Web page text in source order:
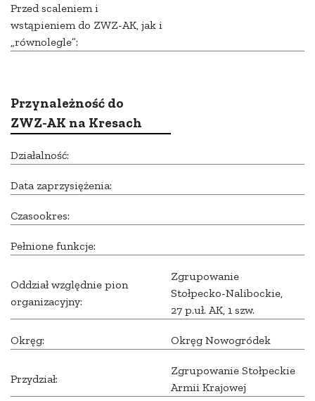
Przed scaleniem i
wstąpieniem do ZWZ-AK, jak i
„równolegle”:
Przynależność do
ZWZ-AK na Kresach
Działalność:
Data zaprzysiężenia:
Czasookres:
Pełnione funkcje:
Oddział względnie pion
organizacyjny:
Zgrupowanie
Stołpecko-Nalibockie,
27 p.uł. AK, 1 szw.
Okręg: Okręg Nowogródek
Przydział:
Zgrupowanie Stołpeckie
Armii Krajowej